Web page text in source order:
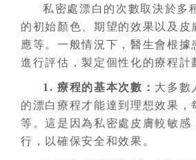
私密處漂白的次數取決於多
的初始顏色、期望的效果以及皮
應等。一般情況下，醫生會根據
進行評估，製定個性化的療程計
1. 療程的基本次數 ： 大多數
的漂白療程才能達到理想效果，
等。這是因為私密處皮膚較敏感
行，以確保安全和效果。